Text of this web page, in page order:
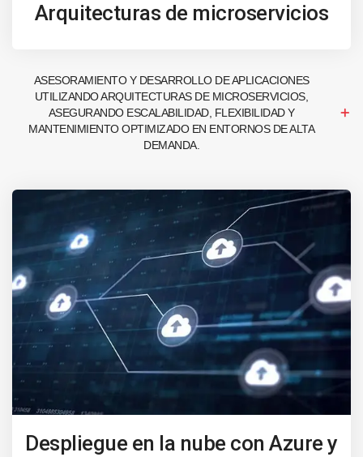
Arquitecturas de microservicios
ASESORAMIENTO Y DESARROLLO DE APLICACIONES
UTILIZANDO ARQUITECTURAS DE MICROSERVICIOS,
ASEGURANDO ESCALABILIDAD, FLEXIBILIDAD Y
MANTENIMIENTO OPTIMIZADO EN ENTORNOS DE ALTA
DEMANDA.
Despliegue en la nube con Azure y